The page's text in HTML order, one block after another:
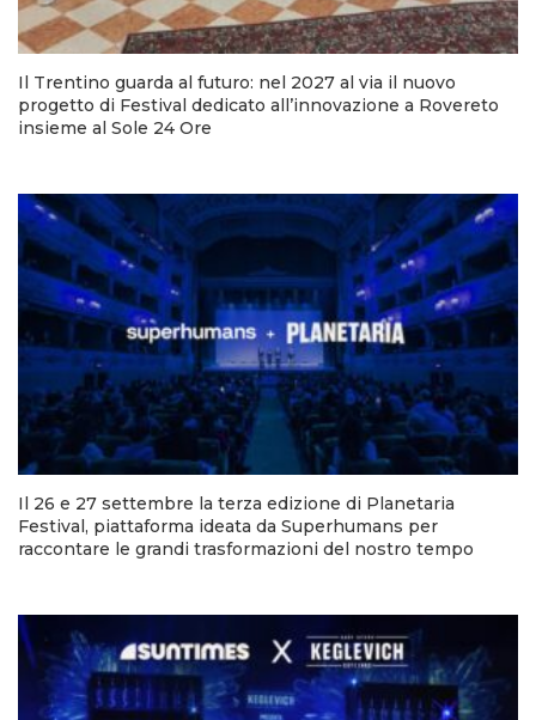
Il Trentino guarda al futuro: nel 2027 al via il nuovo
progetto di Festival dedicato all’innovazione a Rovereto
insieme al Sole 24 Ore
Il 26 e 27 settembre la terza edizione di Planetaria
Festival, piattaforma ideata da Superhumans per
raccontare le grandi trasformazioni del nostro tempo